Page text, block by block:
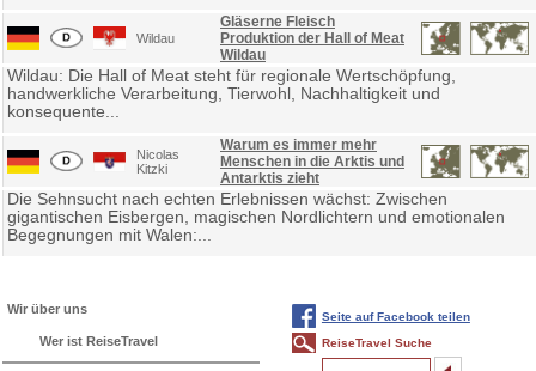
Wildau
Gläserne Fleisch
Produktion der Hall of Meat
Wildau
Wildau: Die Hall of Meat steht für regionale Wertschöpfung,
handwerkliche Verarbeitung, Tierwohl, Nachhaltigkeit und
konsequente...
Nicolas
Kitzki
Warum es immer mehr
Menschen in die Arktis und
Antarktis zieht
Die Sehnsucht nach echten Erlebnissen wächst: Zwischen
gigantischen Eisbergen, magischen Nordlichtern und emotionalen
Begegnungen mit Walen:...
Wir über uns
Wer ist ReiseTravel
Seite auf Facebook teilen
ReiseTravel Suche